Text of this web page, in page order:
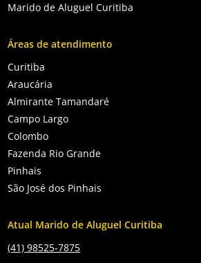
Marido de Aluguel Curitiba
Áreas de atendimento
Curitiba
Araucária
Almirante Tamandaré
Campo Largo
Colombo
Fazenda Rio Grande
Pinhais
São José dos Pinhais
Atual Marido de Aluguel Curitiba
(41) 98525-7875